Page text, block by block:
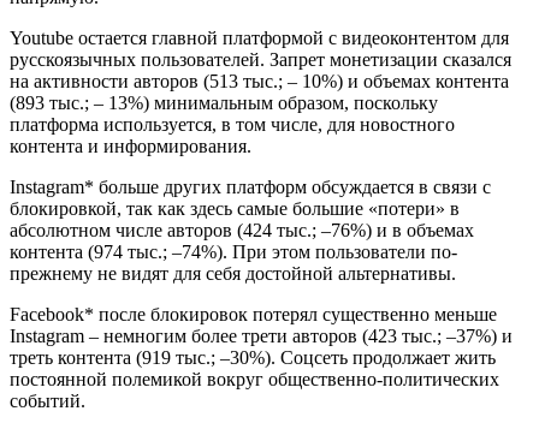
Youtube остается главной платформой с видеоконтентом для
русскоязычных пользователей. Запрет монетизации сказался
на активности авторов (513 тыс.; – 10%) и объемах контента
(893 тыс.; – 13%) минимальным образом, поскольку
платформа используется, в том числе, для новостного
контента и информирования.
Instagram* больше других платформ обсуждается в связи с
блокировкой, так как здесь самые большие «потери» в
абсолютном числе авторов (424 тыс.; –76%) и в объемах
контента (974 тыс.; –74%). При этом пользователи по-
прежнему не видят для себя достойной альтернативы.
Facebook* после блокировок потерял существенно меньше
Instagram – немногим более трети авторов (423 тыс.; –37%) и
треть контента (919 тыс.; –30%). Соцсеть продолжает жить
постоянной полемикой вокруг общественно-политических
событий.